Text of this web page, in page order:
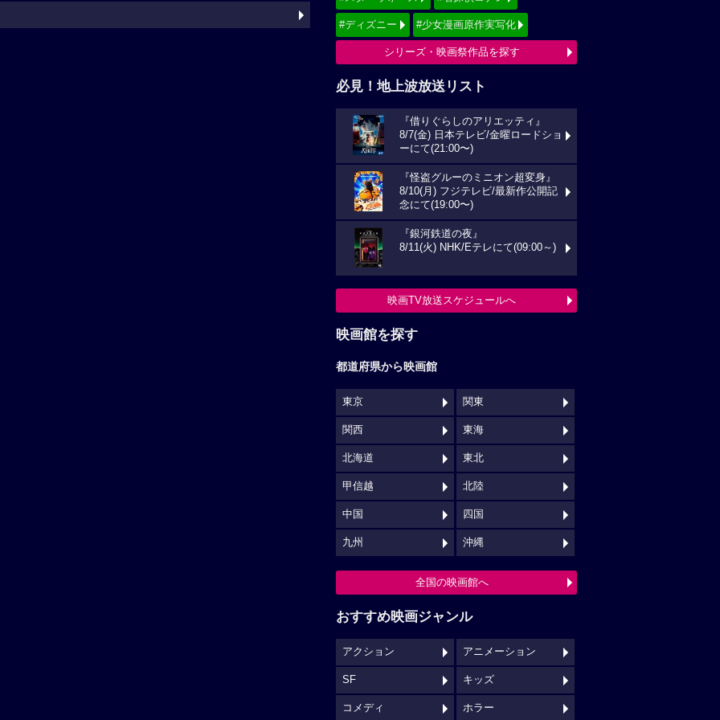
#ディズニー #少女漫画原作実写化
シリーズ・映画祭作品を探す
必見！地上波放送リスト
『借りぐらしのアリエッティ』
8/7(金) 日本テレビ/金曜ロードショ
ーにて(21:00〜)
『怪盗グルーのミニオン超変身』
8/10(月) フジテレビ/最新作公開記
念にて(19:00〜)
『銀河鉄道の夜』
8/11(火) NHK/Eテレにて(09:00～)
映画TV放送スケジュールへ
映画館を探す
都道府県から映画館
東京 関東
関西 東海
北海道 東北
甲信越 北陸
中国 四国
九州 沖縄
全国の映画館へ
おすすめ映画ジャンル
アクション アニメーション
SF キッズ
コメディ ホラー